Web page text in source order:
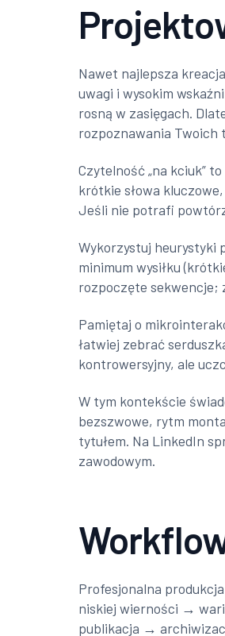
Nawet najlepsza
uwagi i wysokim
rosną w zasięgach.
rozpoznawania Twoich
Czytelność „na kciuk”
krótkie słowa
Jeśli nie potrafi
Wykorzystuj heurystyki
minimum wysiłku
rozpoczęte sekwencje;
Pamiętaj o
łatwiej zebrać
kontrowersyjny, ale
W tym kontekście
bezszwowe, rytm
tytułem. Na LinkedIn
zawodowym.
Profesjonalna
niskiej wierności →
publikacja →